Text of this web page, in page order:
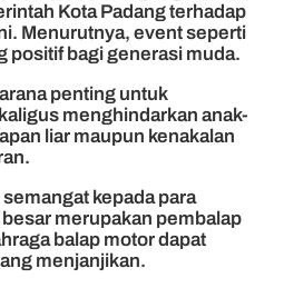
Kota Padang terhadap
Menurutnya, event seperti
positif bagi generasi muda.
penting untuk
menghindarkan anak-
liar maupun kenakalan
kepada para
merupakan pembalap
balap motor dapat
menjanjikan.